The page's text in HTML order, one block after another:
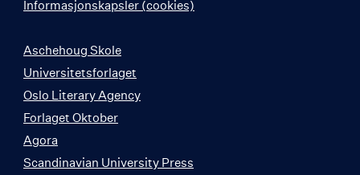
Informasjonskapsler (cookies)
Aschehoug Skole
Universitetsforlaget
Oslo Literary Agency
Forlaget Oktober
Agora
Scandinavian University Press